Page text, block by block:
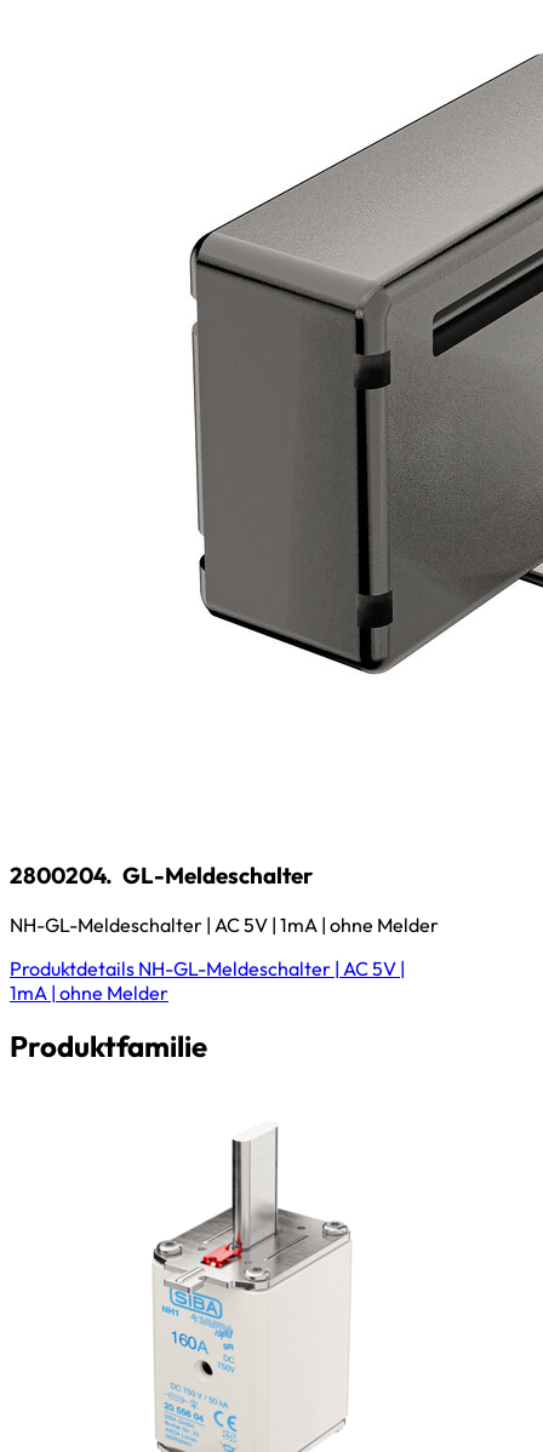
2800204. GL-Meldeschalter
NH-GL-Meldeschalter | AC 5V | 1mA | ohne Melder
Produktdetails NH-GL-Meldeschalter | AC 5V |
1mA | ohne Melder
Produktfamilie